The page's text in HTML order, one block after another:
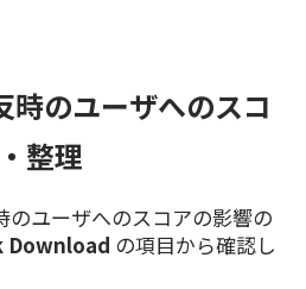
時のユーザへのスコ
整理
のユーザへのスコアの影響の
Download の項目から確認し